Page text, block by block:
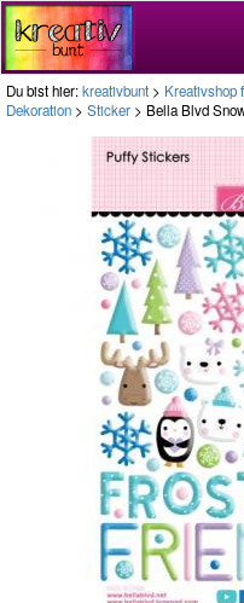
Du bist hier:kreativbunt > Kreativshop
Dekoration > Sticker > Bella Blvd